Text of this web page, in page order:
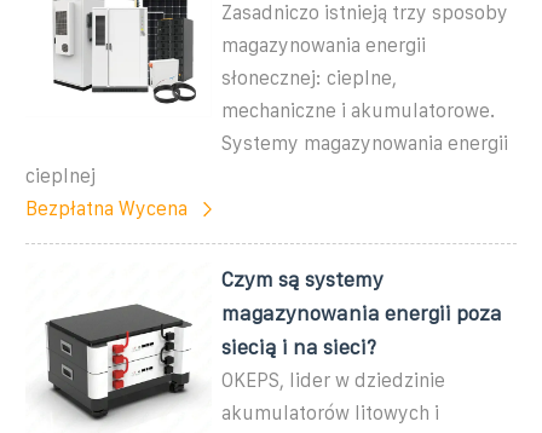
Zasadniczo istnieją trzy sposoby
magazynowania energii
słonecznej: cieplne,
mechaniczne i akumulatorowe.
Systemy magazynowania energii
cieplnej
Bezpłatna Wycena
Czym są systemy
magazynowania energii poza
siecią i na sieci?
OKEPS, lider w dziedzinie
akumulatorów litowych i